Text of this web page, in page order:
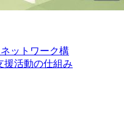
ットワーク構
援活動の仕組み